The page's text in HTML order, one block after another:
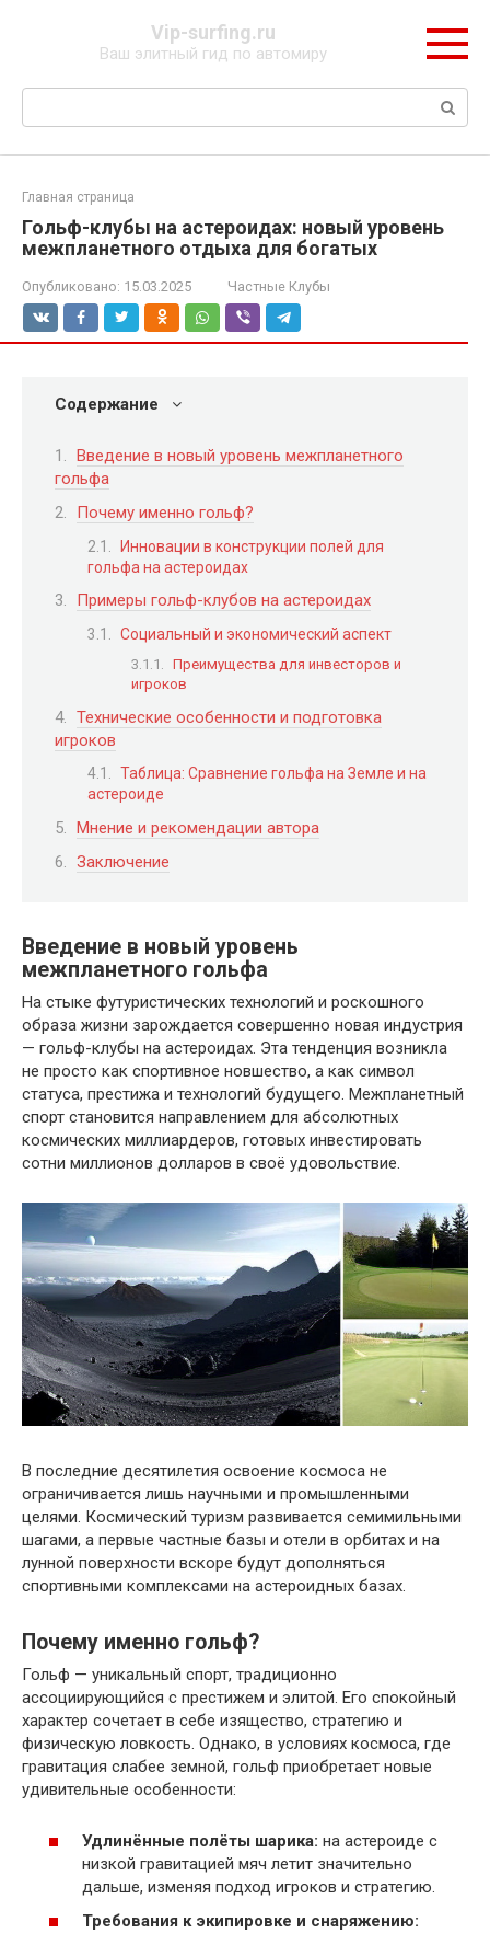
Vip-surfing.ru
Ваш элитный гид по автомиру
Поиск:
Главная страница
Гольф-клубы на астероидах: новый уровень
межпланетного отдыха для богатых
Опубликовано: 15.03.2025 Частные Клубы
Содержание
Введение в новый уровень межпланетного
гольфа
Почему именно гольф?
Инновации в конструкции полей для
гольфа на астероидах
Примеры гольф-клубов на астероидах
Социальный и экономический аспект
Преимущества для инвесторов и
игроков
Технические особенности и подготовка
игроков
Таблица: Сравнение гольфа на Земле и на
астероиде
Мнение и рекомендации автора
Заключение
Введение в новый уровень
межпланетного гольфа
На стыке футуристических технологий и роскошного
образа жизни зарождается совершенно новая индустрия
— гольф-клубы на астероидах. Эта тенденция возникла
не просто как спортивное новшество, а как символ
статуса, престижа и технологий будущего. Межпланетный
спорт становится направлением для абсолютных
космических миллиардеров, готовых инвестировать
сотни миллионов долларов в своё удовольствие.
В последние десятилетия освоение космоса не
ограничивается лишь научными и промышленными
целями. Космический туризм развивается семимильными
шагами, а первые частные базы и отели в орбитах и на
лунной поверхности вскоре будут дополняться
спортивными комплексами на астероидных базах.
Почему именно гольф?
Гольф — уникальный спорт, традиционно
ассоциирующийся с престижем и элитой. Его спокойный
характер сочетает в себе изящество, стратегию и
физическую ловкость. Однако, в условиях космоса, где
гравитация слабее земной, гольф приобретает новые
удивительные особенности:
Удлинённые полёты шарика: на астероиде с
низкой гравитацией мяч летит значительно
дальше, изменяя подход игроков и стратегию.
Требования к экипировке и снаряжению: